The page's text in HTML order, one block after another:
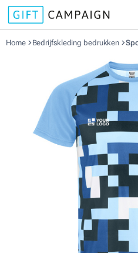
Home Bedrijfskleding bedrukken